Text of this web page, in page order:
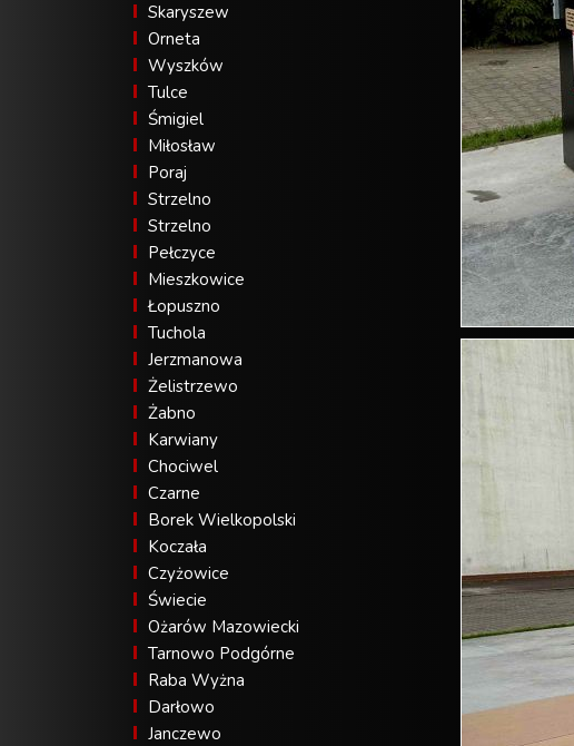
Skaryszew
Orneta
Wyszków
Tulce
Śmigiel
Miłosław
Poraj
Strzelno
Strzelno
Pełczyce
Mieszkowice
Łopuszno
Tuchola
Jerzmanowa
Żelistrzewo
Żabno
Karwiany
Chociwel
Czarne
Borek Wielkopolski
Koczała
Czyżowice
Świecie
Ożarów Mazowiecki
Tarnowo Podgórne
Raba Wyżna
Darłowo
Janczewo